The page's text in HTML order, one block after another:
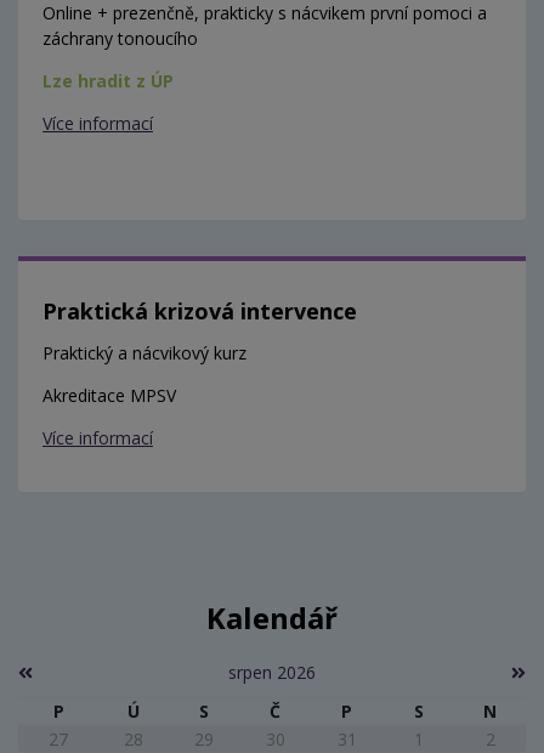
Online + prezenčně, prakticky s nácvikem první pomoci a
záchrany tonoucího
Lze hradit z ÚP
Více informací
Praktická krizová intervence
Praktický a nácvikový kurz
Akreditace MPSV
Více informací
Kalendář
srpen 2026
P
Ú S Č P S
N
27
28 29 30 31 1
2